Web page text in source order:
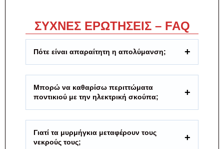
ΣΥΧΝΕΣ ΕΡΩΤΗΣΕΙΣ – FAQ
Πότε είναι απαραίτητη η απολύμανση;
Μπορώ να καθαρίσω περιττώματα
ποντικιού με την ηλεκτρική σκούπα;
Γιατί τα μυρμήγκια μεταφέρουν τους
νεκρούς τους;